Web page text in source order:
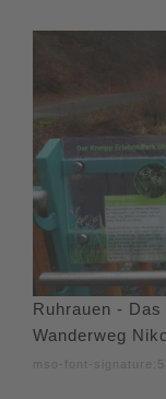
Ruhrauen -
Wanderweg
mso-font-